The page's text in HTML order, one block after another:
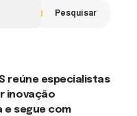
Pesquisar
reúne especialistas
inovação
e segue com